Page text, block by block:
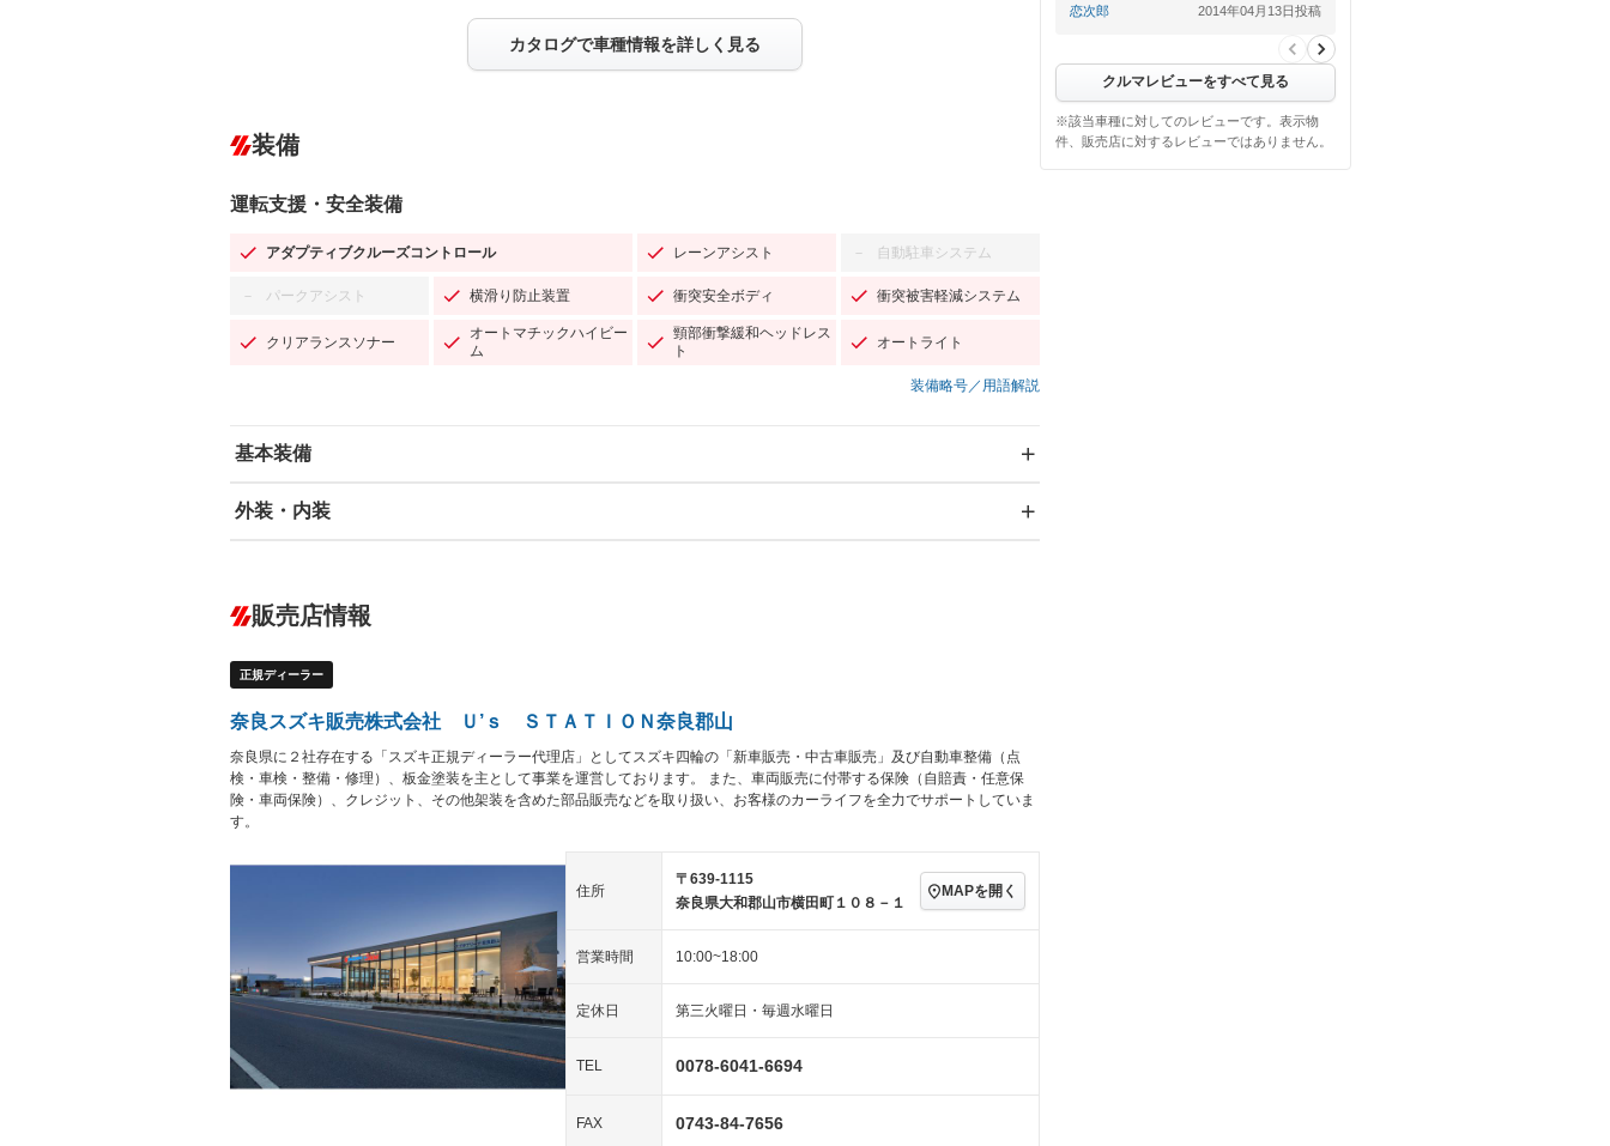
カタログで車種情報を詳しく見る
装備
運転支援・安全装備
アダプティブクルーズコントロール レーンアシスト － 自動駐車システム
－ パークアシスト 横滑り防止装置 衝突安全ボディ 衝突被害軽減システム
クリアランスソナー
オートマチックハイビー
ム
頸部衝撃緩和ヘッドレス
ト
オートライト
装備略号／用語解説
基本装備
エアバッグ：運転席/助手席/サイド
－ ダウンヒルアシストコントロール
Bluetooth接続
－ レンタカーアップ 展示・試乗車 電動格納ミラー
装備略号／用語解説
外装・内装
オーディオ：CDまたはCDチェンジャー
－
ヘッドライトウォッシャ
ー
LEDヘッドランプ HID(キセノンライト) － ポータブルナビ
ETC － エアロ スマートキー － ローダウン
－ ランフラットタイヤ － パワーシート － 3列シート － ベンチシート
後席モニター 電動リアゲート
－ シートエアコン
－ ルーフレール － エアサスペンション
販売店情報
正規ディーラー
奈良スズキ販売株式会社 Ｕ’ｓ ＳＴＡＴＩＯＮ奈良郡山
奈良県に２社存在する「スズキ正規ディーラー代理店」としてスズキ四輪の「新車販売・中古車販売」及び自動車整備（点
検・車検・整備・修理）、板金塗装を主として事業を運営しております。 また、車両販売に付帯する保険（自賠責・任意保
険・車両保険）、クレジット、その他架装を含めた部品販売などを取り扱い、お客様のカーライフを全力でサポートしていま
す。
住所
〒639-1115
奈良県大和郡山市横田町１０８－１
MAPを開く
営業時間 10:00~18:00
定休日 第三火曜日・毎週水曜日
TEL 0078-6041-6694
FAX 0743-84-7656
恋次郎 2014年04月13日投稿
クルマレビューをすべて見る
※該当車種に対してのレビューです。表示物
件、販売店に対するレビューではありません。